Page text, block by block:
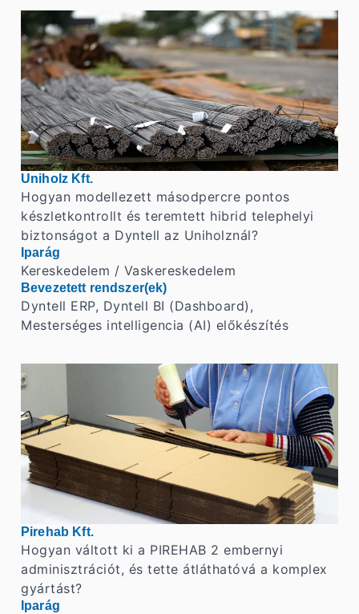
Uniholz Kft.
Hogyan modellezett másodpercre pontos
készletkontrollt és teremtett hibrid telephelyi
biztonságot a Dyntell az Uniholznál?
Iparág
Kereskedelem / Vaskereskedelem
Bevezetett rendszer(ek)
Dyntell ERP, Dyntell BI (Dashboard),
Mesterséges intelligencia (AI) előkészítés
Pirehab Kft.
Hogyan váltott ki a PIREHAB 2 embernyi
adminisztrációt, és tette átláthatóvá a komplex
gyártást?
Iparág